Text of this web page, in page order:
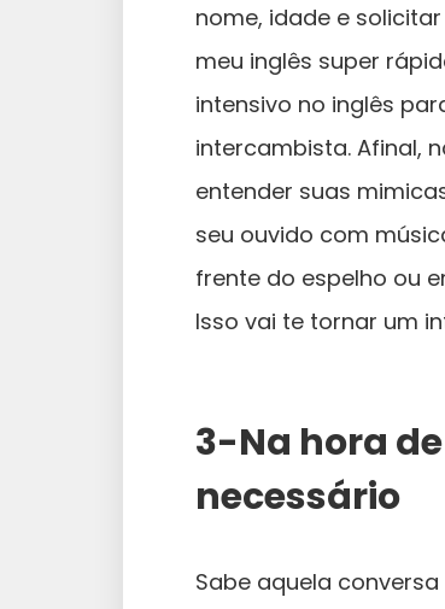
nome, idade e
meu inglês super
intensivo no inglês
intercambista. Afinal,
entender suas
seu ouvido com
frente do espelho ou
Isso vai te tornar um
3-Na hora
necessário
Sabe aquela